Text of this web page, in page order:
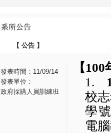
【 公告 】
發表時間：11/09/14
發表單位：
政府採購人員訓練班
【 100
1.
校
學
電